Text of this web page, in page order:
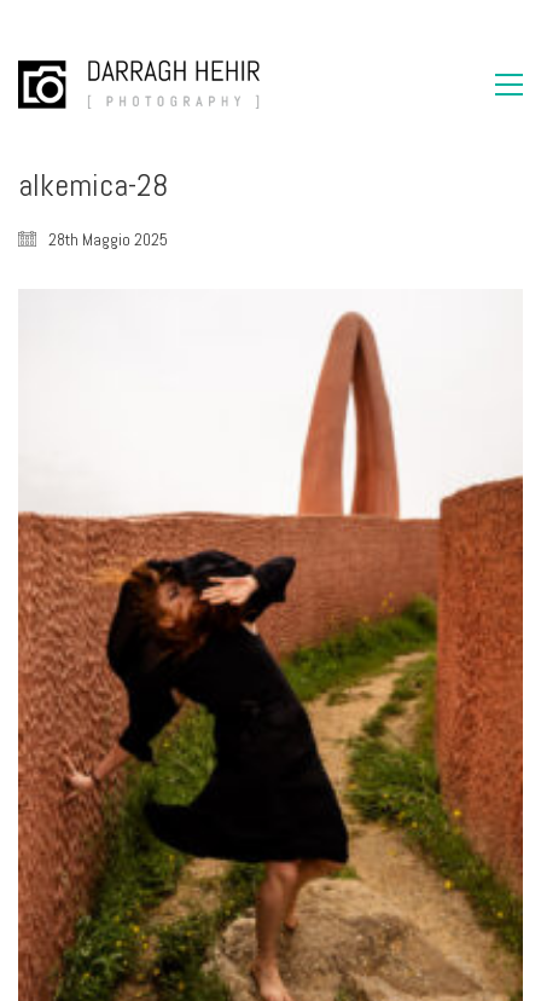
alkemica-28
28th Maggio 2025